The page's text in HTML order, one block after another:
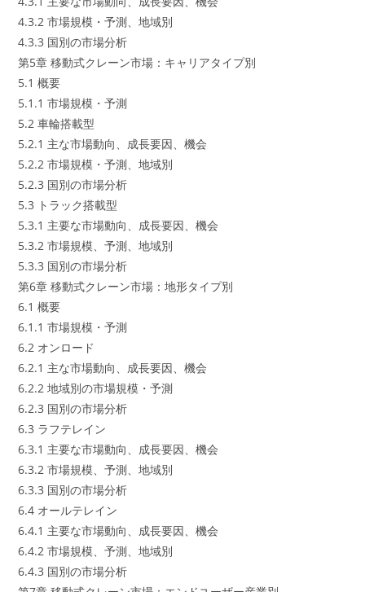
4.3.2 市場規模・予測、地域別
4.3.3 国別の市場分析
第5章 移動式クレーン市場：キャリアタイプ別
5.1 概要
5.1.1 市場規模・予測
5.2 車輪搭載型
5.2.1 主な市場動向、成長要因、機会
5.2.2 市場規模・予測、地域別
5.2.3 国別の市場分析
5.3 トラック搭載型
5.3.1 主要な市場動向、成長要因、機会
5.3.2 市場規模、予測、地域別
5.3.3 国別の市場分析
第6章 移動式クレーン市場：地形タイプ別
6.1 概要
6.1.1 市場規模・予測
6.2 オンロード
6.2.1 主な市場動向、成長要因、機会
6.2.2 地域別の市場規模・予測
6.2.3 国別の市場分析
6.3 ラフテレイン
6.3.1 主要な市場動向、成長要因、機会
6.3.2 市場規模、予測、地域別
6.3.3 国別の市場分析
6.4 オールテレイン
6.4.1 主要な市場動向、成長要因、機会
6.4.2 市場規模、予測、地域別
6.4.3 国別の市場分析